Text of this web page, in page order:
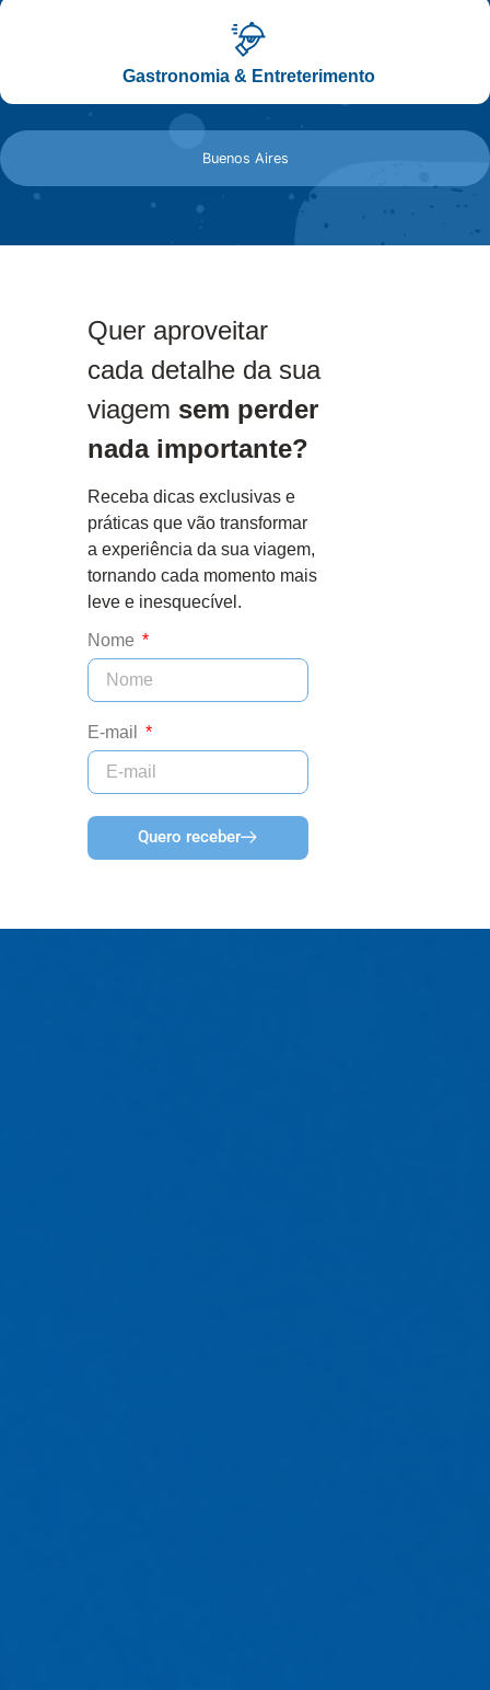
Buenos Aires
Gastronomia & Entreterimento
Quer aproveitar
cada detalhe da sua
viagem sem perder
nada importante?
Receba dicas exclusivas e
práticas que vão transformar
a experiência da sua viagem,
tornando cada momento mais
leve e inesquecível.
Nome
E-mail
Quero receber